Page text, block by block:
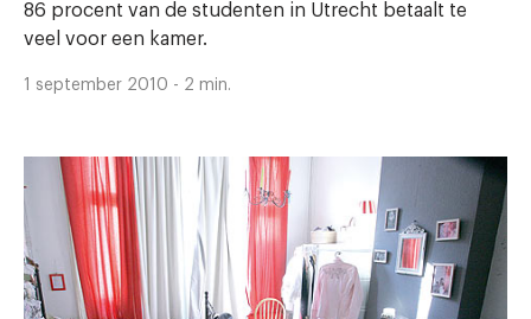
86 procent van de studenten in Utrecht betaalt te
veel voor een kamer.
1 september 2010 - 2 min.